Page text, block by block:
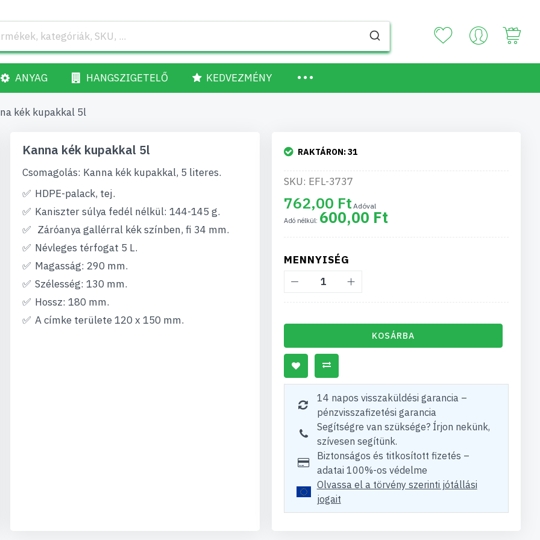
ANYAG HANGSZIGETELŐ KEDVEZMÉNY
kék kupakkal 5l
Kanna kék kupakkal 5l
Csomagolás: Kanna kék kupakkal, 5 literes.
HDPE-palack, tej.
Kaniszter súlya fedél nélkül: 144-145 g.
Záróanya gallérral kék színben, fi 34 mm.
Névleges térfogat 5 L.
Magasság: 290 mm.
Szélesség: 130 mm.
Hossz: 180 mm.
A címke területe 120 x 150 mm.
RAKTÁRON:31
SKU: EFL-3737
762,00 Ft
600,00 Ft
MENNYISÉG
KOSÁRBA
14 napos visszaküldési garancia –
pénzvisszafizetési garancia
Segítségre van szüksége? Írjon nekünk,
szívesen segítünk.
Biztonságos és titkosított fizetés –
adatai 100%-os védelme
Olvassa el a törvény szerinti jótállási
jogait